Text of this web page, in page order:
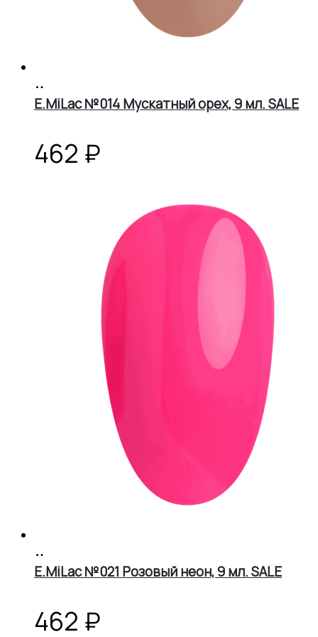
корзину
E.MiLac №014 Мускатный орех, 9 мл. SALE
462 ₽
корзину
E.MiLac №021 Розовый неон, 9 мл. SALE
462 ₽